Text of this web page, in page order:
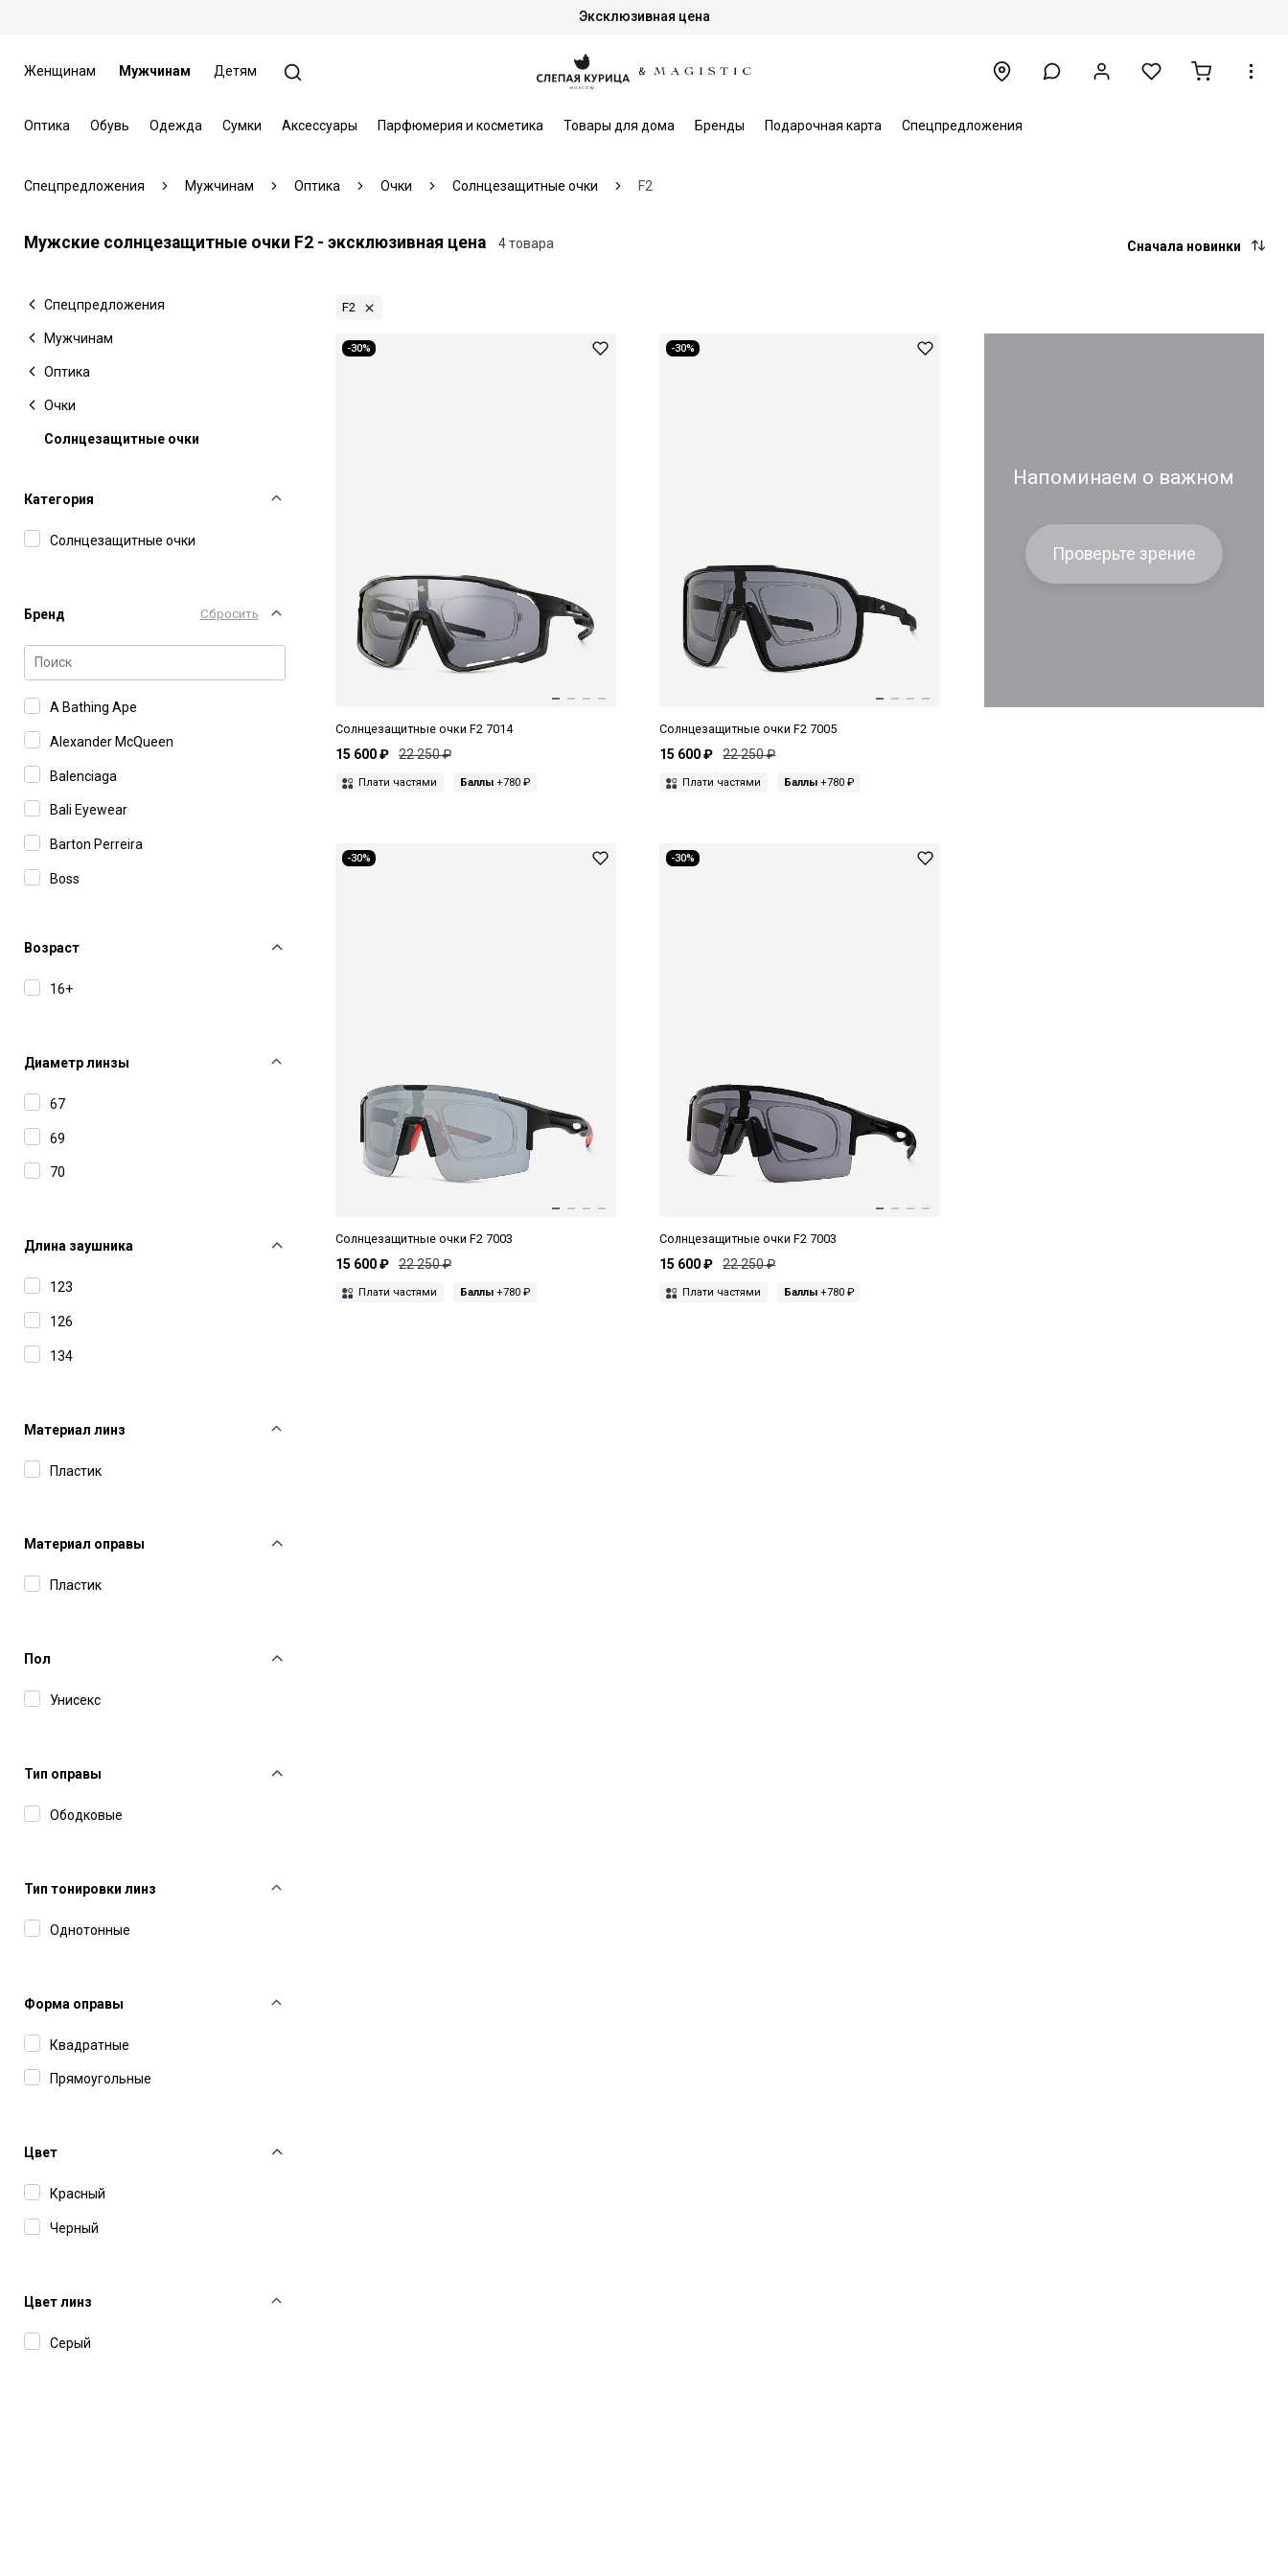
Эксклюзивная цена
Женщинам Мужчинам Детям
Оптика Обувь Одежда Сумки Аксессуары Парфюмерия и косметика Товары для дома Бренды Подарочная карта Спецпредложения
Спецпредложения Мужчинам Оптика Очки Солнцезащитные очки F2
Мужские солнцезащитные очки F2 - эксклюзивная цена 4 товара Сначала новинки
Спецпредложения
Мужчинам
Оптика
Очки
Солнцезащитные очки
Категория
Солнцезащитные очки
Бренд Сбросить
A Bathing Ape
Alexander McQueen
Balenciaga
Bali Eyewear
Barton Perreira
Boss
Brioni
Carolina Lemke
Giorgio Armani
Gucci
Haffmans&Neumeister
IC Berlin
Jacquemus
Maui Jim
Montblanc
Movitra
Saint Laurent
Tod's
Tom Ford
Voa
Возраст
16+
Диаметр линзы
67
69
70
Длина заушника
123
126
134
Материал линз
Пластик
Материал оправы
Пластик
Пол
Унисекс
Тип оправы
Ободковые
Тип тонировки линз
Однотонные
Форма оправы
Квадратные
Прямоугольные
Цвет
Красный
Черный
Цвет линз
Серый
F2
-30%
Солнцезащитные очки F2 7014
15 600 ₽ 22 250 ₽
Плати частями Баллы +780 ₽
-30%
Солнцезащитные очки F2 7005
15 600 ₽ 22 250 ₽
Плати частями Баллы +780 ₽
Напоминаем о важном
Проверьте зрение
-30%
Солнцезащитные очки F2 7003
15 600 ₽ 22 250 ₽
Плати частями Баллы +780 ₽
-30%
Солнцезащитные очки F2 7003
15 600 ₽ 22 250 ₽
Плати частями Баллы +780 ₽